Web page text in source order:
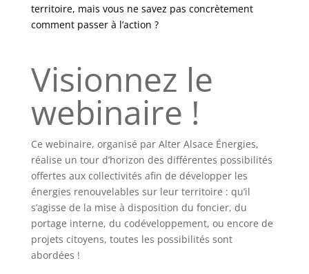
territoire, mais vous ne savez pas concrètement
comment passer à l’action ?
Visionnez le
webinaire !
Ce webinaire, organisé par Alter Alsace Énergies,
réalise un tour d’horizon des différentes possibilités
offertes aux collectivités afin de développer les
énergies renouvelables sur leur territoire : qu’il
s’agisse de la mise à disposition du foncier, du
portage interne, du codéveloppement, ou encore de
projets citoyens, toutes les possibilités sont
abordées !